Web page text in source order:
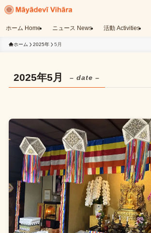
ホーム Home ニュース News 活動 Activities
ホーム 2025年 5月
2025年5月 – date –